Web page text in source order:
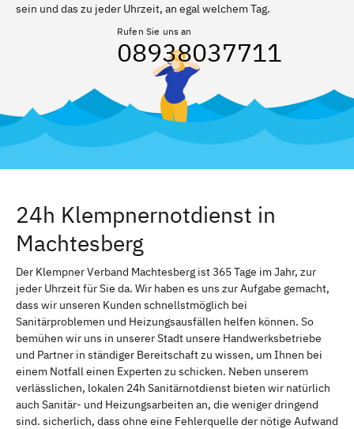
sein und das zu jeder Uhrzeit, an egal welchem Tag.
Rufen Sie uns an
08938037711
24h Klempnernotdienst in
Machtesberg
Der Klempner Verband Machtesberg ist 365 Tage im Jahr, zur
jeder Uhrzeit für Sie da. Wir haben es uns zur Aufgabe gemacht,
dass wir unseren Kunden schnellstmöglich bei
Sanitärproblemen und Heizungsausfällen helfen können. So
bemühen wir uns in unserer Stadt unsere Handwerksbetriebe
und Partner in ständiger Bereitschaft zu wissen, um Ihnen bei
einem Notfall einen Experten zu schicken. Neben unserem
verlässlichen, lokalen 24h Sanitärnotdienst bieten wir natürlich
auch Sanitär- und Heizungsarbeiten an, die weniger dringend
sind. sicherlich, dass ohne eine Fehlerquelle der nötige Aufwand